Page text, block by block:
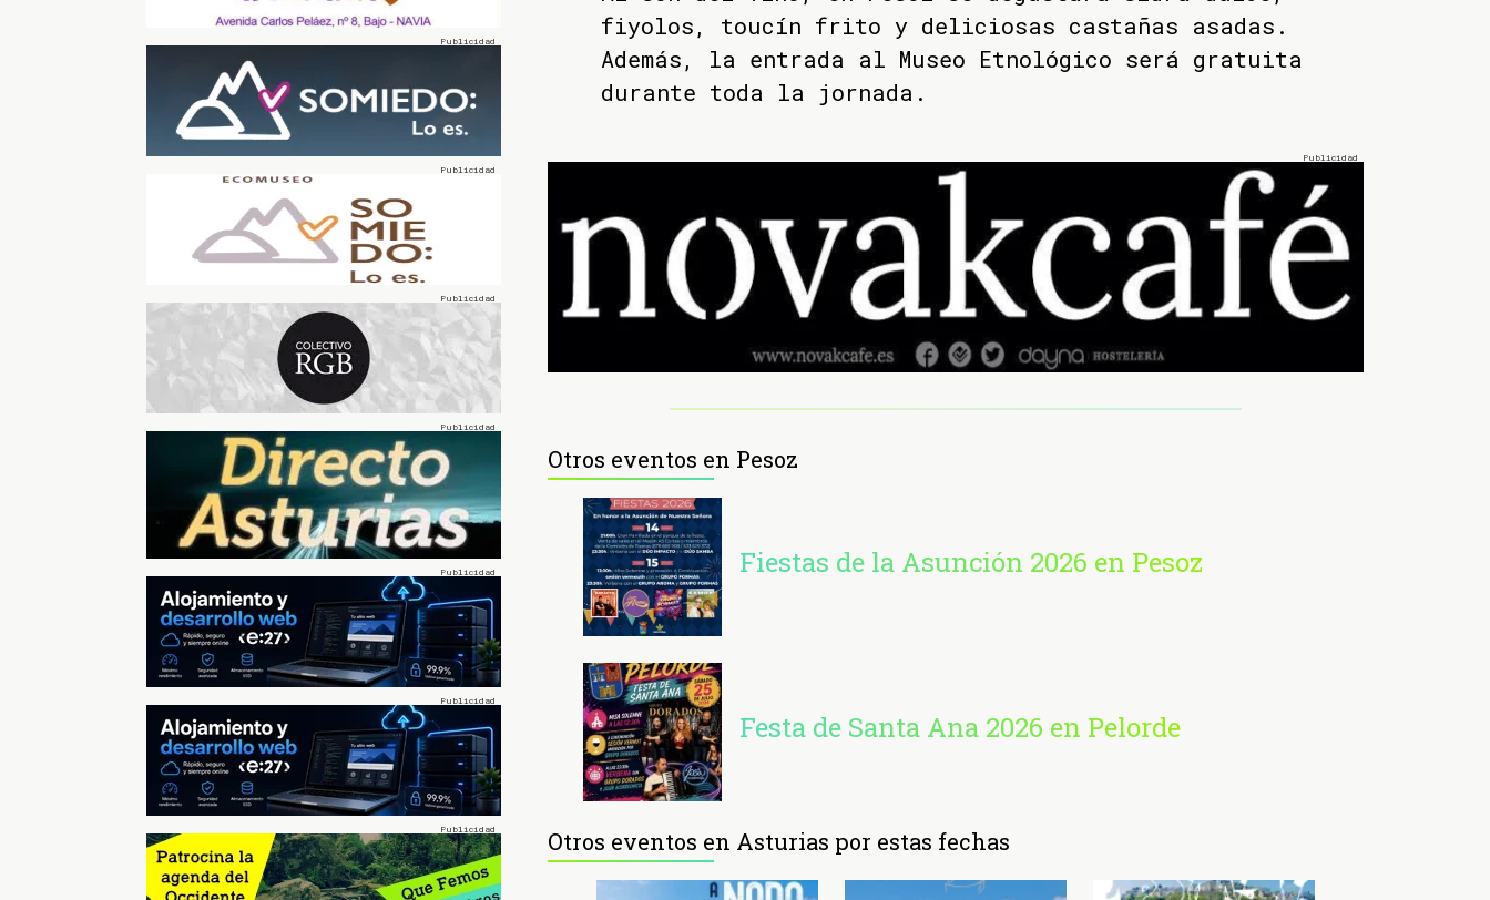
fiyolos, toucín frito y deliciosas castañas asadas.
Además, la entrada al Museo Etnológico será gratuita
durante toda la jornada.
Otros eventos en Pesoz
Fiestas de la Asunción 2026 en Pesoz
Festa de Santa Ana 2026 en Pelorde
Otros eventos en Asturias por estas fechas